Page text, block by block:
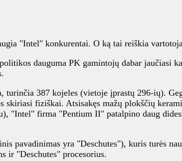
"Intel" konkurentai. O ką tai reiškia
dauguma PK gamintojų dabar jaučiasi
turinčia 387 kojeles (vietoje įprastų 296-ių).
fiziškai. Atsisakęs mažų plokščių
"Intel" firma "Pentium II" patalpino daug
pavadinimas yra "Deschutes"), kuris turės
ir "Deschutes" procesorius.